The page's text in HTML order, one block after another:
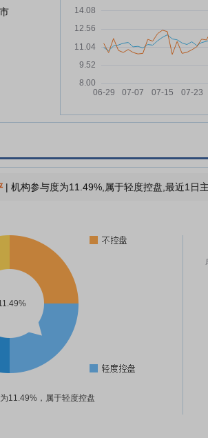
| 机构参与度为11.49%,属于轻度控盘,最近1日
11.49%，属于轻度控盘